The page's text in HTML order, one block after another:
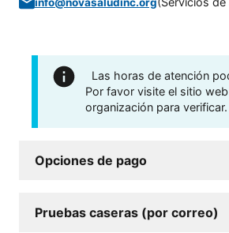
info@novasaludinc.org
Las horas de atención
Por favor visite el sitio
organización para verificar.
Opciones de pago
Pruebas caseras (por correo)